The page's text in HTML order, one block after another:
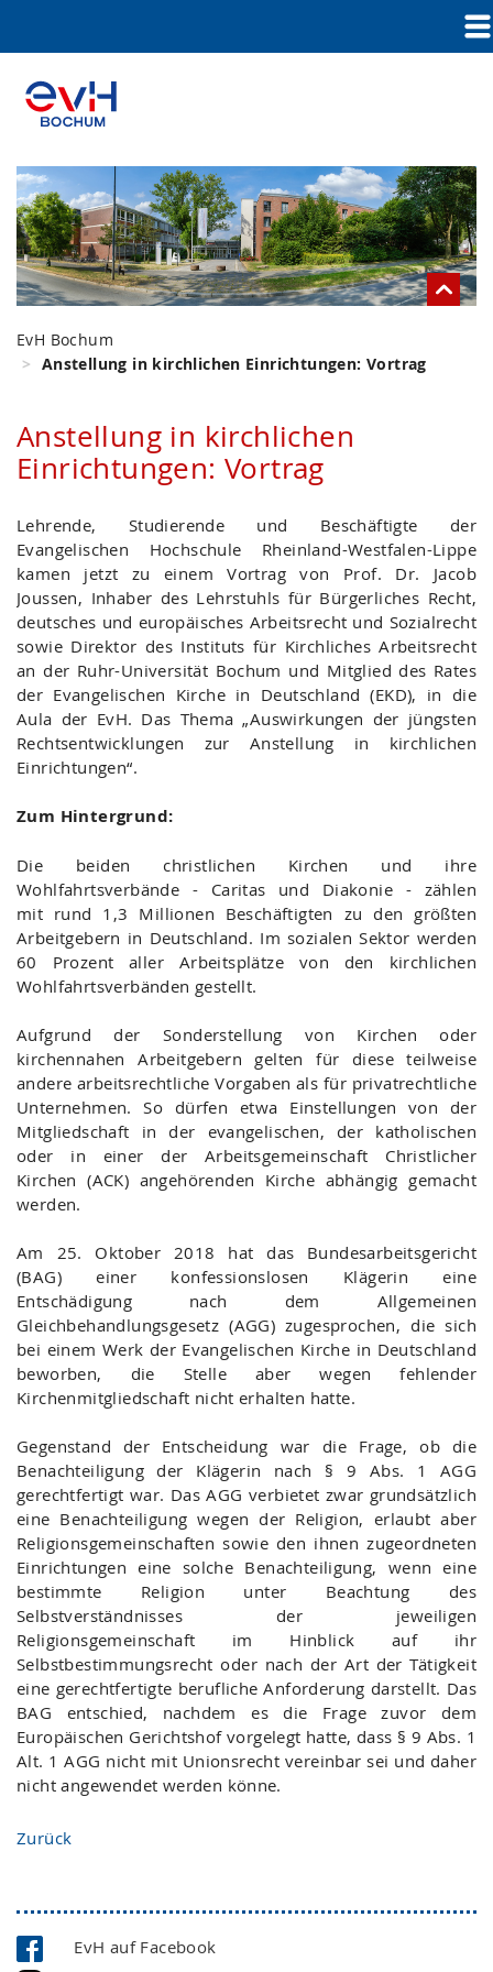
EvH Bochum
Anstellung in kirchlichen Einrichtungen: Vortrag
Anstellung in kirchlichen
Einrichtungen: Vortrag
Lehrende, Studierende und Beschäftigte der
Evangelischen Hochschule Rheinland-Westfalen-Lippe
kamen jetzt zu einem Vortrag von Prof. Dr. Jacob
Joussen, Inhaber des Lehrstuhls für Bürgerliches Recht,
deutsches und europäisches Arbeitsrecht und Sozialrecht
sowie Direktor des Instituts für Kirchliches Arbeitsrecht
an der Ruhr-Universität Bochum und Mitglied des Rates
der Evangelischen Kirche in Deutschland (EKD), in die
Aula der EvH. Das Thema „Auswirkungen der jüngsten
Rechtsentwicklungen zur Anstellung in kirchlichen
Einrichtungen“.
Zum Hintergrund:
Die beiden christlichen Kirchen und ihre
Wohlfahrtsverbände - Caritas und Diakonie - zählen
mit rund 1,3 Millionen Beschäftigten zu den größten
Arbeitgebern in Deutschland. Im sozialen Sektor werden
60 Prozent aller Arbeitsplätze von den kirchlichen
Wohlfahrtsverbänden gestellt.
Aufgrund der Sonderstellung von Kirchen oder
kirchennahen Arbeitgebern gelten für diese teilweise
andere arbeitsrechtliche Vorgaben als für privatrechtliche
Unternehmen. So dürfen etwa Einstellungen von der
Mitgliedschaft in der evangelischen, der katholischen
oder in einer der Arbeitsgemeinschaft Christlicher
Kirchen (ACK) angehörenden Kirche abhängig gemacht
werden.
Am 25. Oktober 2018 hat das Bundesarbeitsgericht
(BAG) einer konfessionslosen Klägerin eine
Entschädigung nach dem Allgemeinen
Gleichbehandlungsgesetz (AGG) zugesprochen, die sich
bei einem Werk der Evangelischen Kirche in Deutschland
beworben, die Stelle aber wegen fehlender
Kirchenmitgliedschaft nicht erhalten hatte.
Gegenstand der Entscheidung war die Frage, ob die
Benachteiligung der Klägerin nach § 9 Abs. 1 AGG
gerechtfertigt war. Das AGG verbietet zwar grundsätzlich
eine Benachteiligung wegen der Religion, erlaubt aber
Religionsgemeinschaften sowie den ihnen zugeordneten
Einrichtungen eine solche Benachteiligung, wenn eine
bestimmte Religion unter Beachtung des
Selbstverständnisses der jeweiligen
Religionsgemeinschaft im Hinblick auf ihr
Selbstbestimmungsrecht oder nach der Art der Tätigkeit
eine gerechtfertigte berufliche Anforderung darstellt. Das
BAG entschied, nachdem es die Frage zuvor dem
Europäischen Gerichtshof vorgelegt hatte, dass § 9 Abs. 1
Alt. 1 AGG nicht mit Unionsrecht vereinbar sei und daher
nicht angewendet werden könne.
Zurück
EvH auf Facebook